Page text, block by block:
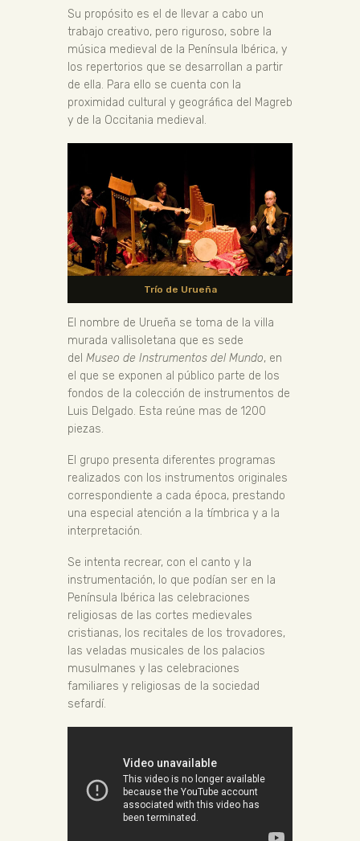
Su propósito es el de llevar a cabo un
trabajo creativo, pero riguroso, sobre la
música medieval de la Península Ibérica, y
los repertorios que se desarrollan a partir
de ella. Para ello se cuenta con la
proximidad cultural y geográfica del Magreb
y de la Occitania medieval.
Trío de Urueña
El nombre de Urueña se toma de la villa
murada vallisoletana que es sede
del Museo de Instrumentos del Mundo, en
el que se exponen al público parte de los
fondos de la colección de instrumentos de
Luis Delgado. Esta reúne mas de 1200
piezas.
El grupo presenta diferentes programas
realizados con los instrumentos originales
correspondiente a cada época, prestando
una especial atención a la tímbrica y a la
interpretación.
Se intenta recrear, con el canto y la
instrumentación, lo que podían ser en la
Península Ibérica las celebraciones
religiosas de las cortes medievales
cristianas, los recitales de los trovadores,
las veladas musicales de los palacios
musulmanes y las celebraciones
familiares y religiosas de la sociedad
sefardí.